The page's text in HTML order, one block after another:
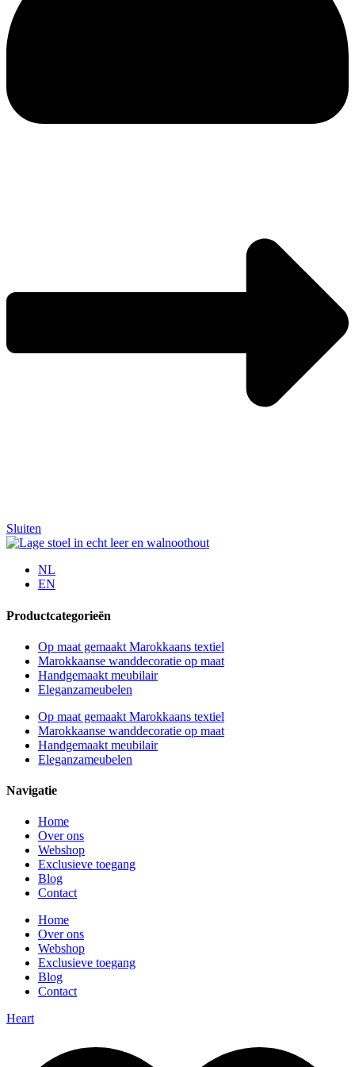
Sluiten
NL
EN
Productcategorieën
Op maat gemaakt Marokkaans textiel
Marokkaanse wanddecoratie op maat
Handgemaakt meubilair
Eleganzameubelen
Op maat gemaakt Marokkaans textiel
Marokkaanse wanddecoratie op maat
Handgemaakt meubilair
Eleganzameubelen
Navigatie
Home
Over ons
Webshop
Exclusieve toegang
Blog
Contact
Home
Over ons
Webshop
Exclusieve toegang
Blog
Contact
Heart